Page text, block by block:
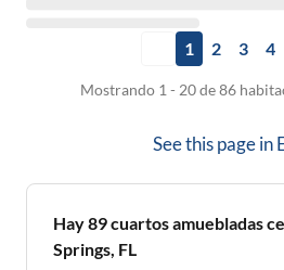
1 2 3 4
Mostrando 1 - 20 de 86
See this page in
Hay89cuartos amuebladas
Springs, FL